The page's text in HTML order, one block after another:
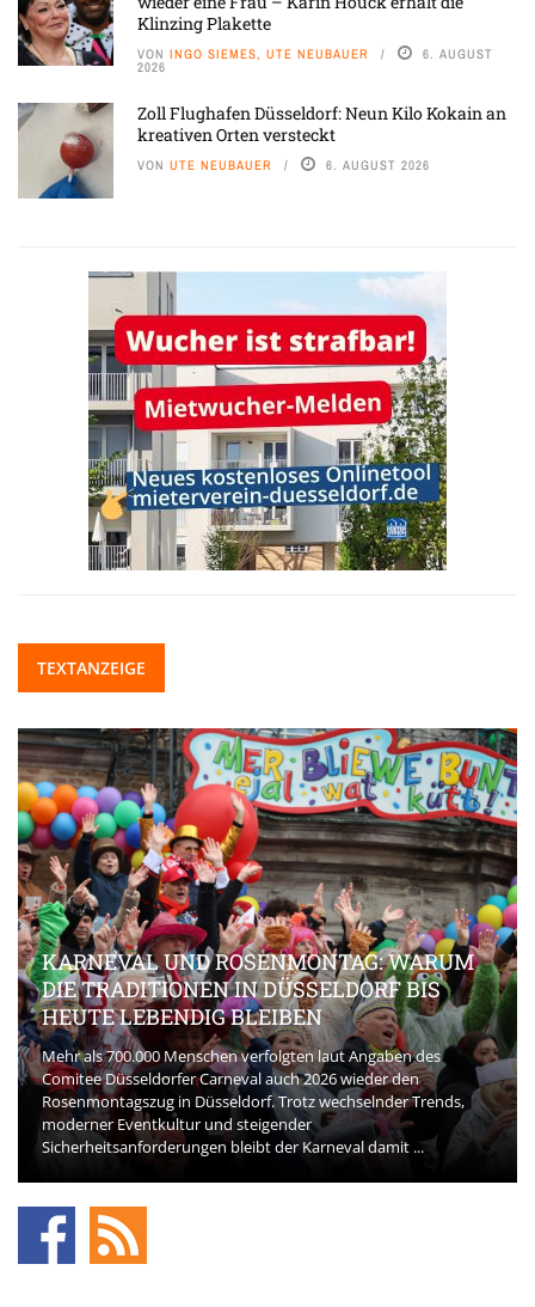
Klinzing Plakette
VON INGO SIEMES, UTE NEUBAUER 6. AUGUST
2026
Zoll Flughafen Düsseldorf: Neun Kilo Kokain an
kreativen Orten versteckt
VON UTE NEUBAUER 6. AUGUST 2026
TEXTANZEIGE
KARNEVAL UND ROSENMONTAG: WARUM
DIE TRADITIONEN IN DÜSSELDORF BIS
HEUTE LEBENDIG BLEIBEN
Mehr als 700.000 Menschen verfolgten laut Angaben des
Comitee Düsseldorfer Carneval auch 2026 wieder den
Rosenmontagszug in Düsseldorf. Trotz wechselnder Trends,
moderner Eventkultur und steigender
Sicherheitsanforderungen bleibt der Karneval damit ...